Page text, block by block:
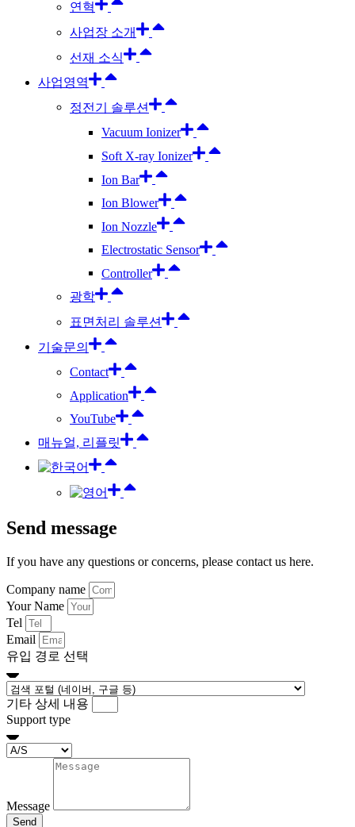
연혁
사업장 소개
선재 소식
사업영역
정전기 솔루션
Vacuum Ionizer
Soft X-ray Ionizer
Ion Bar
Ion Blower
Ion Nozzle
Electrostatic Sensor
Controller
광학
표면처리 솔루션
기술문의
Contact
Application
YouTube
매뉴얼, 리플릿
Send message
If you have any questions or concerns, please contact us here.
Company name
Your Name
Tel
Email
유입 경로 선택
기타 상세 내용
Support type
Message
Send